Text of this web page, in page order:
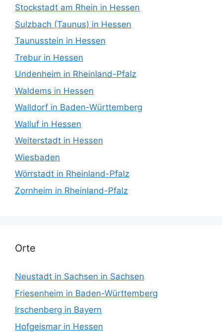
Stockstadt am Rhein in Hessen
Sulzbach (Taunus) in Hessen
Taunusstein in Hessen
Trebur in Hessen
Undenheim in Rheinland-Pfalz
Waldems in Hessen
Walldorf in Baden-Württemberg
Walluf in Hessen
Weiterstadt in Hessen
Wiesbaden
Wörrstadt in Rheinland-Pfalz
Zornheim in Rheinland-Pfalz
Orte
Neustadt in Sachsen in Sachsen
Friesenheim in Baden-Württemberg
Irschenberg in Bayern
Hofgeismar in Hessen